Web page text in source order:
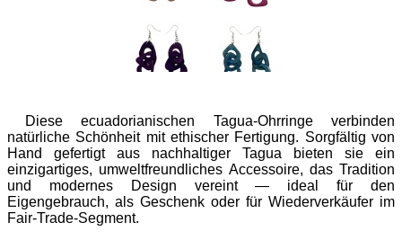
Diese ecuadorianischen Tagua-Ohrringe verbinden
natürliche Schönheit mit ethischer Fertigung. Sorgfältig von
Hand gefertigt aus nachhaltiger Tagua bieten sie ein
einzigartiges, umweltfreundliches Accessoire, das Tradition
und modernes Design vereint — ideal für den
Eigengebrauch, als Geschenk oder für Wiederverkäufer im
Fair-Trade-Segment.